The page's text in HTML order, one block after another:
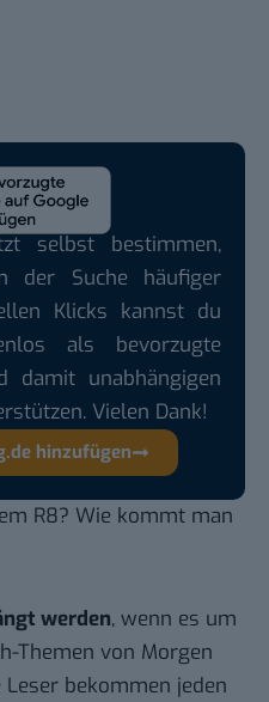
selbst bestimmen,
der Suche häufiger
Klicks kannst du
als bevorzugte
damit unabhängigen
Vielen Dank!
hinzufügen
R8? Wie kommt man
werden, wenn es um
Themen von Morgen
bekommen jeden